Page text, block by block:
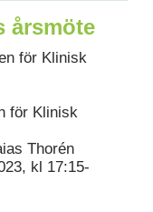
årsmöte
för Klinisk
för Klinisk
Thorén
kl 17:15-